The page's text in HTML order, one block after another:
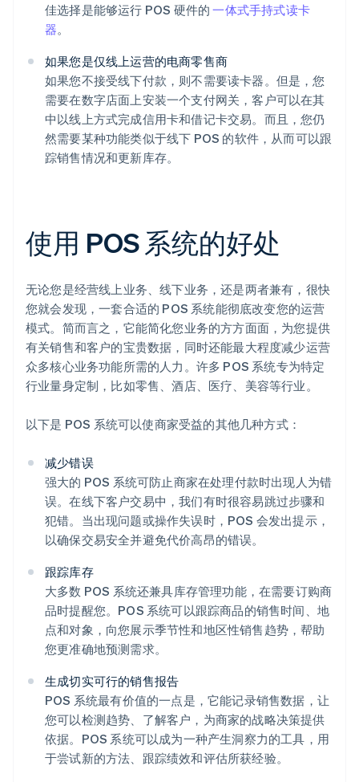
佳选择是能够运行 POS 硬件的一体式手持式读卡
器。
如果您是仅线上运营的电商零售商
如果您不接受线下付款，则不需要读卡器。但是，您
需要在数字店面上安装一个支付网关，客户可以在其
中以线上方式完成信用卡和借记卡交易。而且，您仍
然需要某种功能类似于线下 POS 的软件，从而可以跟
踪销售情况和更新库存。
使用 POS 系统的好处
无论您是经营线上业务、线下业务，还是两者兼有，很快
您就会发现，一套合适的 POS 系统能彻底改变您的运营
模式。简而言之，它能简化您业务的方方面面，为您提供
有关销售和客户的宝贵数据，同时还能最大程度减少运营
众多核心业务功能所需的人力。许多 POS 系统专为特定
行业量身定制，比如零售、酒店、医疗、美容等行业。
以下是 POS 系统可以使商家受益的其他几种方式：
减少错误
强大的 POS 系统可防止商家在处理付款时出现人为错
误。在线下客户交易中，我们有时很容易跳过步骤和
犯错。当出现问题或操作失误时，POS 会发出提示，
以确保交易安全并避免代价高昂的错误。
跟踪库存
大多数 POS 系统还兼具库存管理功能，在需要订购商
品时提醒您。POS 系统可以跟踪商品的销售时间、地
点和对象，向您展示季节性和地区性销售趋势，帮助
您更准确地预测需求。
生成切实可行的销售报告
POS 系统最有价值的一点是，它能记录销售数据，让
您可以检测趋势、了解客户，为商家的战略决策提供
依据。POS 系统可以成为一种产生洞察力的工具，用
于尝试新的方法、跟踪绩效和评估所获经验。